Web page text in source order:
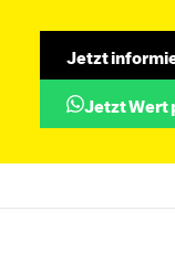
Jetzt
Jetzt Wert